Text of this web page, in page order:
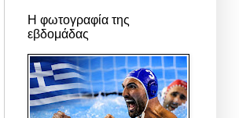
Η φωτογραφία της
εβδομάδας